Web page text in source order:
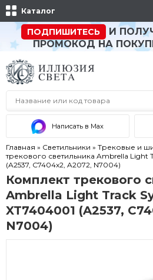
Каталог
ПОДПИШИТЕСЬ
И
ПРОМОКОД НА
Написать в Max
Главная » Светильники » Трековые и
трекового светильника Ambrella Light
(A2537, C7404x2, A2072, N7004)
Комплект трекового
Ambrella Light Track
XT7404001 (A2537,
N7004)